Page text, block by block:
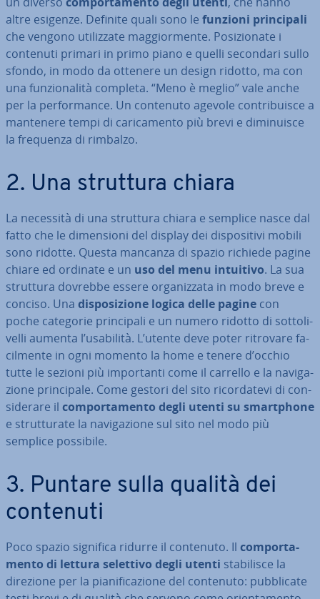
altre esigenze. Definite quali sono le funzioni prin­ci­pa­li
che vengono uti­liz­za­te mag­gior­men­te. Po­si­zio­na­te i
contenuti primari in primo piano e quelli secondari sullo
sfondo, in modo da ottenere un design ridotto, ma con
una fun­zio­na­li­tà completa. “Meno è meglio” vale anche
per la per­for­man­ce. Un contenuto agevole con­tri­bui­sce a
mantenere tempi di ca­ri­ca­men­to più brevi e di­mi­nui­sce
la frequenza di rimbalzo.
2. Una struttura chiara
La necessità di una struttura chiara e semplice nasce dal
fatto che le di­men­sio­ni del display dei di­spo­si­ti­vi mobili
sono ridotte. Questa mancanza di spazio richiede pagine
chiare ed ordinate e un uso del menu intuitivo. La sua
struttura dovrebbe essere or­ga­niz­za­ta in modo breve e
conciso. Una di­spo­si­zio­ne logica delle pagine con
poche categorie prin­ci­pa­li e un numero ridotto di sot­to­li­
vel­li aumenta l’usabilità. L’utente deve poter ritrovare fa­
cil­men­te in ogni momento la home e tenere d’occhio
tutte le sezioni più im­por­tan­ti come il carrello e la na­vi­ga­
zio­ne prin­ci­pa­le. Come gestori del sito ri­cor­da­te­vi di con­
si­de­ra­re il com­por­ta­men­to degli utenti su smart­pho­ne
e strut­tu­ra­te la na­vi­ga­zio­ne sul sito nel modo più
semplice possibile.
3. Puntare sulla qualità dei
contenuti
Poco spazio significa ridurre il contenuto. Il com­por­ta­
men­to di lettura selettivo degli utenti sta­bi­li­sce la
direzione per la pia­ni­fi­ca­zio­ne del contenuto: pub­bli­ca­te